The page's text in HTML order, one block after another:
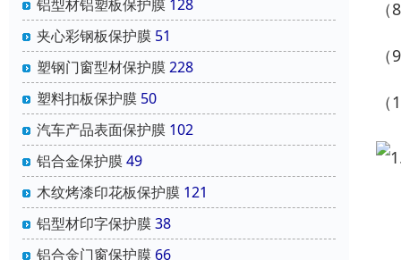
铝型材铝塑板保护膜 128
夹心彩钢板保护膜 51
塑钢门窗型材保护膜228
塑料扣板保护膜 50
汽车产品表面保护膜 102
铝合金保护膜49
木纹烤漆印花板保护膜 121
铝型材印字保护膜38
铝合金门窗保护膜 66